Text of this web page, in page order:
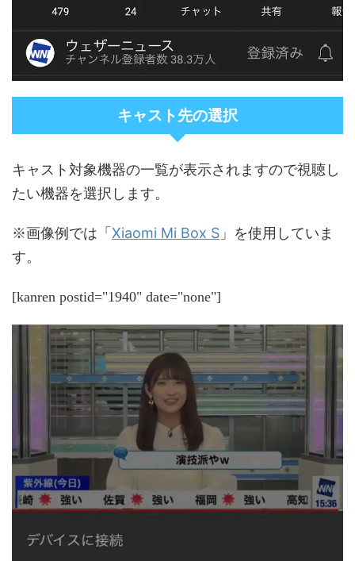
キャスト先の選択
キャスト対象機器の一覧が表示されますので視聴し
たい機器を選択します。
※画像例では「 Xiaomi Mi Box S 」を使用していま
す。
[kanren postid="1940" date="none"]